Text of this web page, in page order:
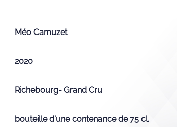
Méo Camuzet
2020
Richebourg- Grand Cru
bouteille d'une contenance de 75 cl.